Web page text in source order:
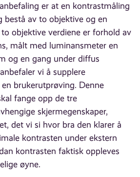
er at en kontrastmåling
bestå av to objektive og en
objektive verdiene er forhold av
målt med luminansmeter en
og en gang under diffus
vi å supplere
brukerutprøving. Denne
fange opp de tre
skjermegenskaper,
det vi si hvor bra den klarer å
kontrasten under ekstern
kontrasten faktisk oppleves
øyne.